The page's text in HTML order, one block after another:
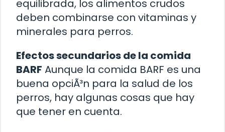
equilibrada, los alimentos crudos
deben combinarse con vitaminas y
minerales para perros.
Efectos secundarios de la comida
BARF Aunque la comida BARF es una
buena opciÃ³n para la salud de los
perros, hay algunas cosas que hay
que tener en cuenta.